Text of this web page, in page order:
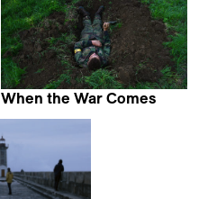
When the War Comes